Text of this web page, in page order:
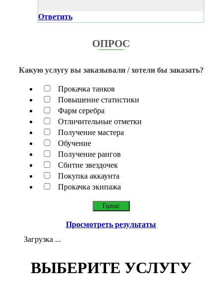
Ответить
ОПРОС
Какую услугу вы заказывали / хотели бы заказать?
Прокачка танков
Повышение статистики
Фарм серебра
Отличительные отметки
Получение мастера
Обучение
Получение рангов
Сбитие звездочек
Покупка аккаунта
Прокачка экипажа
Просмотреть результаты
Загрузка ...
ВЫБЕРИТЕ УСЛУГУ